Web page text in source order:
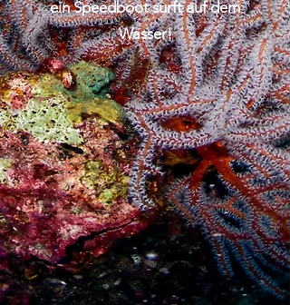
ein Speedboot surft auf dem
Wasser!